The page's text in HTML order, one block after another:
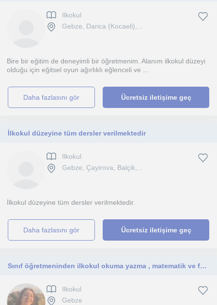
Ilkokul
Gebze, Darica (Kocaeli),...
Bire bir eğitim de deneyimli bir öğretmenim. Alanım ilkokul düzeyi
olduğu için eğitsel oyun ağırlıklı eğlenceli ve ...
daha fazlasını gör Ücretsiz iletişime geç
İlkokul düzeyine tüm dersler verilmektedir
Ilkokul
Gebze, Çayirova, Balçik,...
İlkokul düzeyine tüm dersler verilmektedir.
daha fazlasını gör Ücretsiz iletişime geç
Sınıf öğretmeninden ilkokul okuma yazma , matematik ve fen bilimlerine özel ders verilir ve takibi yapılır
Ilkokul
Gebze